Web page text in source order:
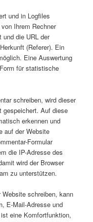
und in Logfiles
Ihrem Rechner
und die URL der
(Referer). Ein
Eine Auswertung
für statistische
schreiben, wird dieser
gespeichert. Auf diese
erkennen und
auf der Website
Formular
die IP-Adresse des
wird der Browser
zu unterstützen.
schreiben, kann
E-Mail-Adresse und
eine Komfortfunktion,